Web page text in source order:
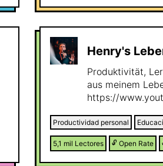
Henry's
Produktivität,
aus meinem
https://
Productividad personal
5,1 mil Lectores 🔓 Open Rate